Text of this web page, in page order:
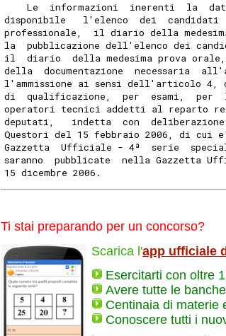
Le  informazioni  inerenti  la
disponibile   l'elenco  dei  candidati
professionale,  il diario della
la  pubblicazione dell'elenco dei
il  diario  della medesima prova
della  documentazione  necessaria
l'ammissione ai sensi dell'articolo 4,
di  qualificazione,  per  esami,  per
operatori tecnici addetti al reparto
deputati,   indetta  con
Questori del 15 febbraio 2006, di
Gazzetta  Ufficiale - 4ª  serie
saranno  pubblicate  nella Gazzetta
15 dicembre 2006.
Ti stai preparando per un concorso?
Scarica l'app ufficiale
Esercitarti con oltre
Avere tutte le
Centinaia di materie
Conoscere tutti i